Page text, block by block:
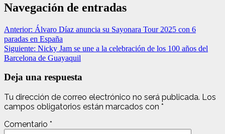
Navegación de entradas
Anterior: Álvaro Díaz anuncia su Sayonara Tour 2025 con 6
paradas en España
Siguiente: Nicky Jam se une a la celebración de los 100 años del
Barcelona de Guayaquil
Deja una respuesta
Tu dirección de correo electrónico no será publicada. Los
campos obligatorios están marcados con *
Comentario *